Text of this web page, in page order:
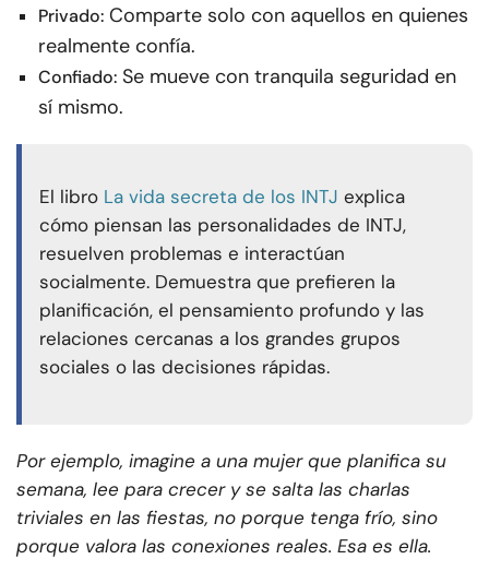
Privado: Comparte solo con aquellos en quienes
realmente confía.
Confiado: Se mueve con tranquila seguridad en
sí mismo.
El libro La vida secreta de los INTJ explica
cómo piensan las personalidades de INTJ,
resuelven problemas e interactúan
socialmente. Demuestra que prefieren la
planificación, el pensamiento profundo y las
relaciones cercanas a los grandes grupos
sociales o las decisiones rápidas.
Por ejemplo, imagine a una mujer que planifica su
semana, lee para crecer y se salta las charlas
triviales en las fiestas, no porque tenga frío, sino
porque valora las conexiones reales. Esa es ella.